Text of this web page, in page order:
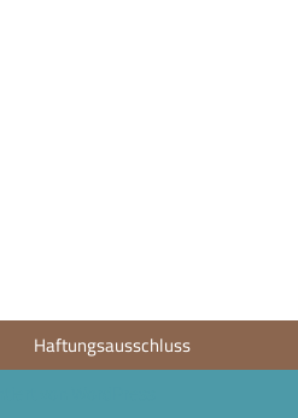
Haftungsausschluss